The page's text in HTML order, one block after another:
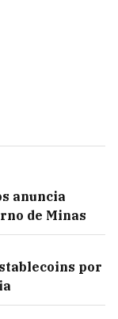
anuncia
de Minas
por